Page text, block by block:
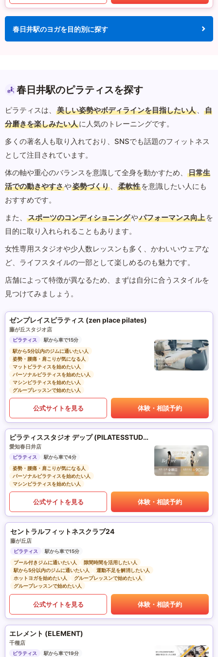
春日井駅のヨガを目的別に探す
春日井駅のピラティスを探す
ピラティスは、 美しい姿勢やボディラインを目指したい人 、
自
分磨きを楽しみたい人に人気のトレーニングです。
多くの著名人も取り入れており、SNSでも話題のフィットネス
として注目されています。
体の軸や重心のバランスを意識して全身を動かすため、
日常生
活での動きやすさや姿勢づくり 、 柔軟性 を意識したい人にも
おすすめです。
また、
スポーツのコンディショニングやパフォーマンス向上 を
目的に取り入れられることもあります。
女性専用スタジオや少人数レッスンも多く、かわいいウェアな
ど、ライフスタイルの一部として楽しめるのも魅力です。
店舗によって特徴が異なるため、まずは自分に合うスタイルを
見つけてみましょう。
ゼンプレイスピラティス (zen place pilates)
藤が丘スタジオ店
ピラティス
駅から車で15分
駅から5分以内のジムに通いたい人
姿勢・腰痛・肩こりが気になる人
マットピラティスを始めたい人
パーソナルピラティスを始めたい人
マシンピラティスを始めたい人
グループレッスンで始めたい人
公式サイトを見る 体験・相談予約
ピラティススタジオ デップ (PILATESSTUDIO DEP)
愛知春日井店
ピラティス
駅から車で4分
姿勢・腰痛・肩こりが気になる人
パーソナルピラティスを始めたい人
マシンピラティスを始めたい人
公式サイトを見る 体験・相談予約
セントラルフィットネスクラブ24
藤が丘店
ピラティス
駅から車で15分
プール付きジムに通いたい人
隙間時間を活用したい人
駅から5分以内のジムに通いたい人
運動不足を解消したい人
ホットヨガを始めたい人
グループレッスンで始めたい人
グループレッスンで始めたい人
公式サイトを見る 体験・相談予約
エレメント (ELEMENT)
千種店
ピラティス
駅から車で19分